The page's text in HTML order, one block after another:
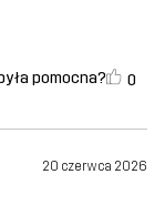
pomocna? 0
20 czerwca 2026